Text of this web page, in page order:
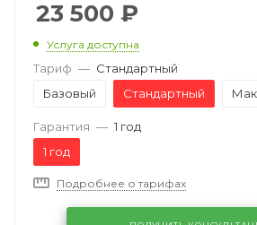
23 500 ₽
Услуга доступна
Тариф — Стандартный
Базовый
Стандартный
Гарантия — 1 год
1 год
Подробнее о тарифах